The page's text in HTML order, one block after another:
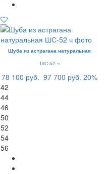
Шуба из астрагана натуральная
ШС-52 ч
78 100 руб. 97 700 руб. 20%
42
44
46
50
52
54
56